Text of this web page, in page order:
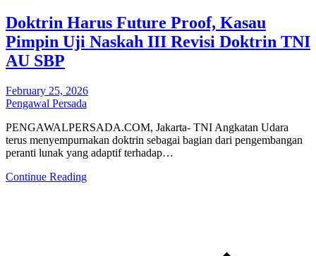
Doktrin Harus Future Proof, Kasau
Pimpin Uji Naskah III Revisi Doktrin TNI
AU SBP
February 25, 2026
Pengawal Persada
PENGAWALPERSADA.COM, Jakarta- TNI Angkatan Udara
terus menyempurnakan doktrin sebagai bagian dari pengembangan
peranti lunak yang adaptif terhadap…
Continue Reading